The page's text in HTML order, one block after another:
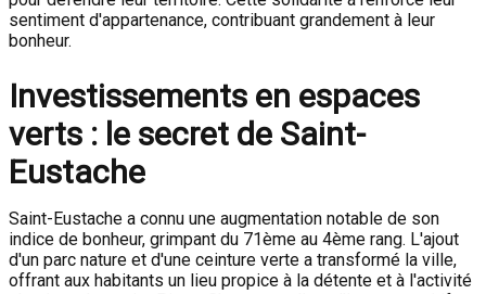
sentiment d'appartenance, contribuant grandement à leur
bonheur.
Investissements en espaces
verts : le secret de Saint-
Eustache
Saint-Eustache a connu une augmentation notable de son
indice de bonheur, grimpant du 71ème au 4ème rang. L'ajout
d'un parc nature et d'une ceinture verte a transformé la ville,
offrant aux habitants un lieu propice à la détente et à l'activité